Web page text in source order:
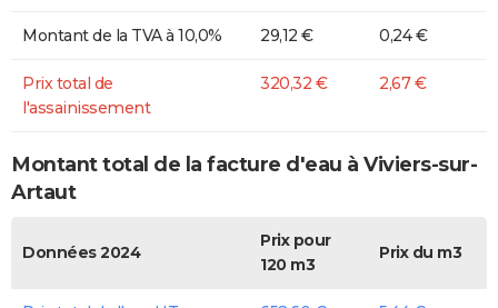
Montant de la TVA à 10,0% 29,12 € 0,24 €
Prix total de
l'assainissement
320,32 € 2,67 €
Montant total de la facture d'eau à Viviers-sur-
Artaut
Données 2024
Prix pour
120 m3
Prix du m3